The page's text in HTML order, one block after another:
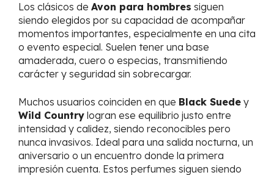
Los clásicos de Avon para hombres siguen
siendo elegidos por su capacidad de acompañar
momentos importantes, especialmente en una cita
o evento especial. Suelen tener una base
amaderada, cuero o especias, transmitiendo
carácter y seguridad sin sobrecargar.
Muchos usuarios coinciden en que Black Suede y
Wild Country logran ese equilibrio justo entre
intensidad y calidez, siendo reconocibles pero
nunca invasivos. Ideal para una salida nocturna, un
aniversario o un encuentro donde la primera
impresión cuenta. Estos perfumes siguen siendo